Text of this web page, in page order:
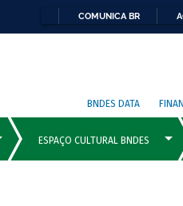
COMUNICA BR
BNDES DATA